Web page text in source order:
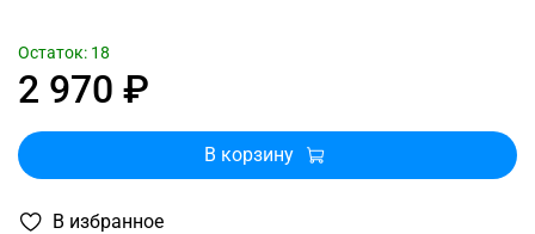
В избранное
2 970 ₽
Остаток: 18
В корзину